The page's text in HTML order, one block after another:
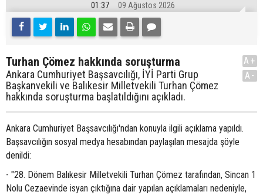
01:37 09 Ağustos 2026
Turhan Çömez hakkında soruşturma
Ankara Cumhuriyet Başsavcılığı, İYİ Parti Grup
Başkanvekili ve Balıkesir Milletvekili Turhan Çömez
hakkında soruşturma başlatıldığını açıkladı.
A+
A-
Ankara Cumhuriyet Başsavcılığı'ndan konuyla ilgili açıklama yapıldı.
Başsavcılığın sosyal medya hesabından paylaşılan mesajda şöyle
denildi:
- "28. Dönem Balıkesir Milletvekili Turhan Çömez tarafından, Sincan 1
Nolu Cezaevinde isyan çıktığına dair yapılan açıklamaları nedeniyle,